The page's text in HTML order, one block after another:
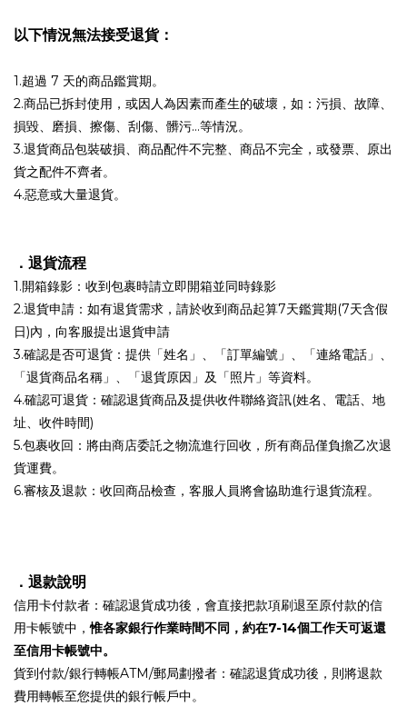
以下情況無法接受退貨：
1.超過 7 天的商品鑑賞期。
2.商品已拆封使用，或因人為因素而產生的破壞，如：污損、故障、
損毀、磨損、擦傷、刮傷、髒污…等情況。
3.退貨商品包裝破損、商品配件不完整、商品不完全，或發票、原出
貨之配件不齊者。
4.惡意或大量退貨。
． 退貨流程
1.開箱錄影：收到包裹時請立即開箱並同時錄影
2.退貨申請：如有退貨需求，請於收到商品起算7天鑑賞期(7天含假
日)內，向客服提出退貨申請
3.確認是否可退貨：提供「姓名」、「訂單編號」、「連絡電話」、
「退貨商品名稱」、「退貨原因」及「照片」等資料。
4.確認可退貨：確認退貨商品及提供收件聯絡資訊(姓名、電話、地
址、收件時間)
5.包裹收回：將由商店委託之物流進行回收，所有商品僅負擔乙次退
貨運費。
6.審核及退款：收回商品檢查，客服人員將會協助進行退貨流程。
． 退款說明
信用卡付款者：確認退貨成功後，會直接把款項刷退至原付款的信
用卡帳號中，惟各家銀行作業時間不同，約在7-14個工作天可返還
至信用卡帳號中。
貨到付款/銀行轉帳ATM/郵局劃撥者：確認退貨成功後，則將退款
費用轉帳至您提供的銀行帳戶中。